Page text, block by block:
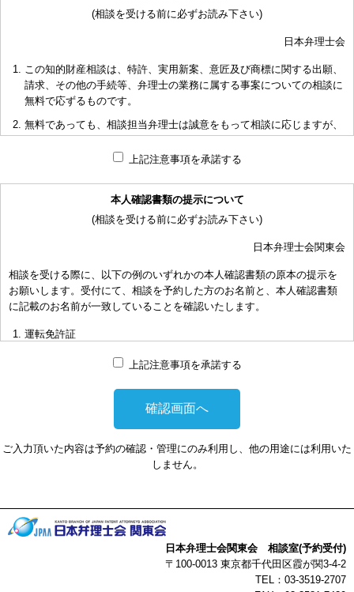
(相談を受ける前に必ずお読み下さい)
日本弁理士会
この知的財産相談は、特許、実用新案、意匠及び商標に関する出願、
請求、その他の手続等、弁理士の業務に属する事案についての相談に
無料で応ずるものです。
無料であっても、相談担当弁理士は誠意をもって相談に応じますが、
もありますことを予めご了承下さい。
め、相談内容について、相談担当弁理士も当会も法的責任を負うもの
ではないことを予めご了承下さい。
お申し出により、相談担当弁理士に対して調査、出願等の相談事案を
依頼された場合には、通常の受任事件として有料となります。また、
その場合は、依頼者と弁理士個人との関係となり、当会は関与しませ
によって、また、特許事務所によって異なりますので、詳細は特許事
非対面型の相談はWEB会議システムを利用して実施します。WEB会
議システムを利用する事によって生じた不利益または損害に対して、
当会は、一切の責任を負い兼ねます。この点あらかじめご了承くださ
い。
上記注意事項を承諾する
本人確認書類の提示について
(相談を受ける前に必ずお読み下さい)
日本弁理士会関東会
相談を受ける際に、以下の例のいずれかの本人確認書類の原本の提示を
お願いします。受付にて、相談を予約した方のお名前と、本人確認書類
に記載のお名前が一致していることを確認いたします。
運転免許証
マイナンバーカード
本人確認書類を提示頂けない場合は、相談を受けることができません。
上記注意事項を承諾する
ご入力頂いた内容は予約の確認・管理にのみ利用し、他の用途には利用いた
しません。
日本弁理士会関東会 相談室(予約受付)
〒100-0013 東京都千代田区霞が関3-4-2
TEL：03-3519-2707